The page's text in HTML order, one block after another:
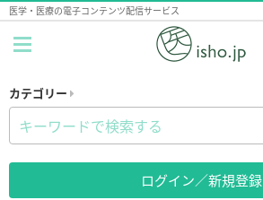
医学・医療の電子コンテンツ配信サービス
カテゴリー
ログイン／新規登録